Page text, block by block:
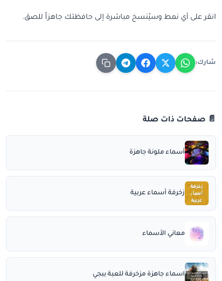
انقر على أي نمط وسيُنسخ مباشرة إلى حافظتك جاهزاً للصق.
شارك:
📄 صفحات ذات صلة
أسماء ملونة جاهزة
زخرفة أسماء عربية
معاني الأسماء
اسماء جاهزة مزخرفة للعبة ببجي